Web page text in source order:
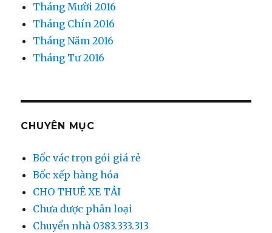
Tháng Mười 2016
Tháng Chín 2016
Tháng Năm 2016
Tháng Tư 2016
CHUYÊN MỤC
Bốc vác trọn gói giá rẻ
Bốc xếp hàng hóa
CHO THUÊ XE TẢI
Chưa được phân loại
Chuyển nhà 0383.333.313